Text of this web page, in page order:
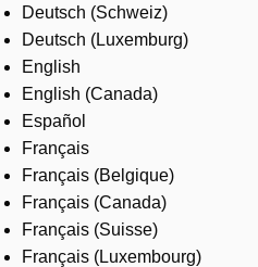
Where to buy
Contact us
Careers
Deutsch (Schweiz)
Deutsch (Luxemburg)
English
English (Canada)
Español
Français
Français (Belgique)
Français (Canada)
Français (Suisse)
Français (Luxembourg)